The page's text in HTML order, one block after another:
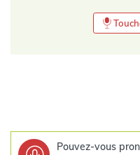
Pouvez-vous